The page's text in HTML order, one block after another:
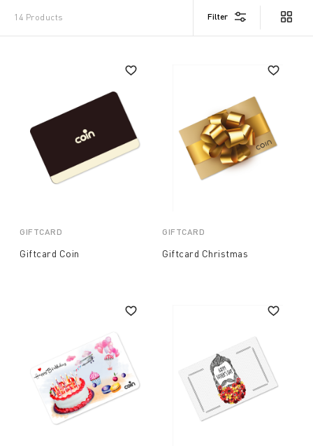
14 Products Filter
GIFTCARD
Giftcard Coin
GIFTCARD
Giftcard Christmas